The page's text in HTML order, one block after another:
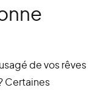
de vos rêves
Certaines